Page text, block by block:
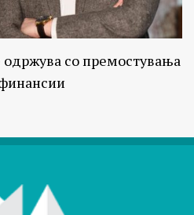
со премостувања